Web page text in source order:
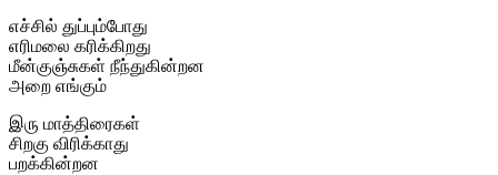
எச்சில் துப்பும்போது
எரிமலை கரிக்கிறது
மீன்குஞ்சுகள் நீந்துகின்றன
அறை எங்கும்
இரு மாத்திரைகள்
சிறகு விரிக்காது
பறக்கின்றன